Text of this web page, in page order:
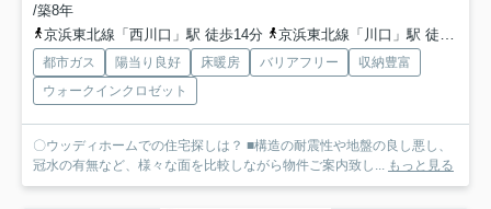
/築8年
京浜東北線「西川口」駅 徒歩14分
京浜東北線「川口」駅 徒歩19分
都市ガス 陽当り良好 床暖房 バリアフリー
収納豊富
ウォークインクロゼット
〇ウッディホームでの住宅探しは？ ■構造の耐震性や地盤の良し悪し、
冠水の有無など、様々な面を比較しながら物件ご案内致し...
もっと見る